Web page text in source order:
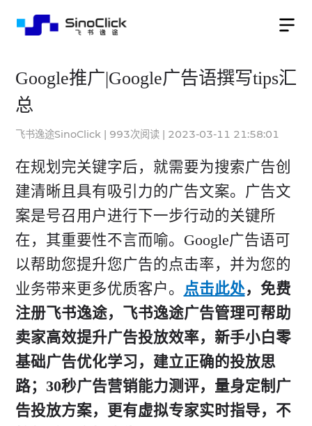
Google推广|Google广告语撰写tips汇
总
飞书逸途SinoClick | 993次阅读 | 2023-03-11 21:58:01
在规划完关键字后，就需要为搜索广告创
建清晰且具有吸引力的广告文案。广告文
案是号召用户进行下一步行动的关键所
在，其重要性不言而喻。Google广告语可
以帮助您提升您广告的点击率，并为您的
业务带来更多优质客户。
点击此处，免费
注册飞书逸途，飞书逸途广告管理可帮助
卖家高效提升广告投放效率，新手小白零
基础广告优化学习，建立正确的投放思
路；30秒广告营销能力测评，量身定制广
告投放方案，更有虚拟专家实时指导，不